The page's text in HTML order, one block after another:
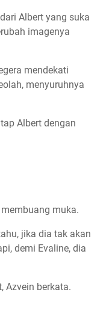
Albert yang suka
imagenya
mendekati
menyuruhnya
Albert dengan
muka.
jika dia tak akan
demi Evaline, dia
Azvein berkata.